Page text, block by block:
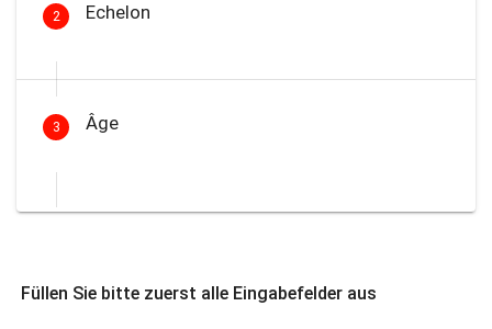
2 Echelon
3 Âge
Füllen Sie bitte zuerst alle Eingabefelder aus